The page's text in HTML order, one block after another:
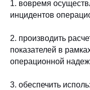
1. вовремя
инцидентов
2. производить
показателей в
операционной
3. обеспечить